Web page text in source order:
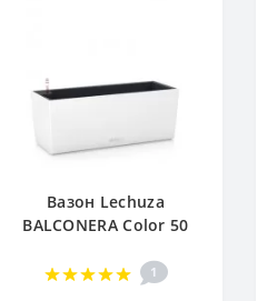
Вазон Lechuza
BALCONERA Color 50
1